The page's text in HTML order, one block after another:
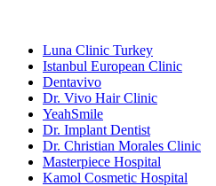
Luna Clinic Turkey
Istanbul European Clinic
Dentavivo
Dr. Vivo Hair Clinic
YeahSmile
Dr. Implant Dentist
Dr. Christian Morales Clinic
Masterpiece Hospital
Kamol Cosmetic Hospital